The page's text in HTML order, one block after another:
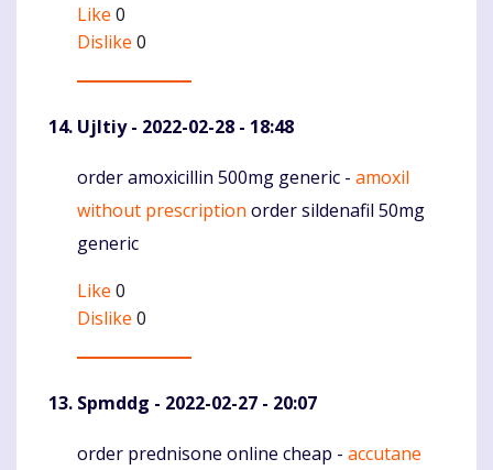
Like 0
Dislike 0
Ujltiy- 2022-02-28 - 18:48
Komentaras
order amoxicillin 500mg generic - amoxil
without prescription order sildenafil 50mg
generic
Like 0
Dislike 0
Spmddg - 2022-02-27 - 20:07
Komentaras
order prednisone online cheap - accutane